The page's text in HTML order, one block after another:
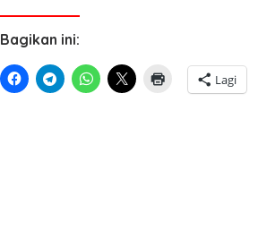
Bagikan ini:
Lagi